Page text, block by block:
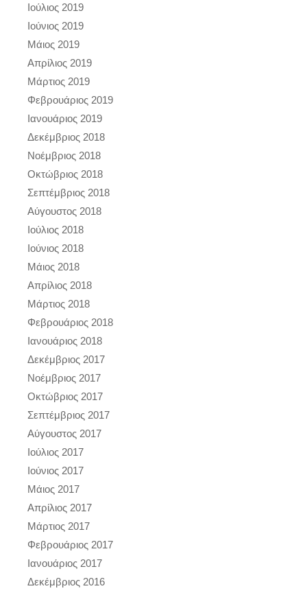
Ιούλιος 2019
Ιούνιος 2019
Μάιος 2019
Απρίλιος 2019
Μάρτιος 2019
Φεβρουάριος 2019
Ιανουάριος 2019
Δεκέμβριος 2018
Νοέμβριος 2018
Οκτώβριος 2018
Σεπτέμβριος 2018
Αύγουστος 2018
Ιούλιος 2018
Ιούνιος 2018
Μάιος 2018
Απρίλιος 2018
Μάρτιος 2018
Φεβρουάριος 2018
Ιανουάριος 2018
Δεκέμβριος 2017
Νοέμβριος 2017
Οκτώβριος 2017
Σεπτέμβριος 2017
Αύγουστος 2017
Ιούλιος 2017
Ιούνιος 2017
Μάιος 2017
Απρίλιος 2017
Μάρτιος 2017
Φεβρουάριος 2017
Ιανουάριος 2017
Δεκέμβριος 2016